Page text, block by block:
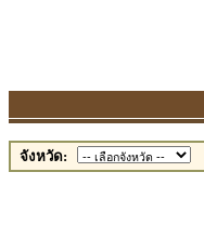
จังหวัด: